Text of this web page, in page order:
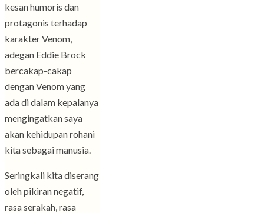
kesan humoris dan
protagonis terhadap
karakter Venom,
adegan Eddie Brock
bercakap-cakap
dengan Venom yang
ada di dalam kepalanya
mengingatkan saya
akan kehidupan rohani
kita sebagai manusia.
Seringkali kita diserang
oleh pikiran negatif,
rasa serakah, rasa